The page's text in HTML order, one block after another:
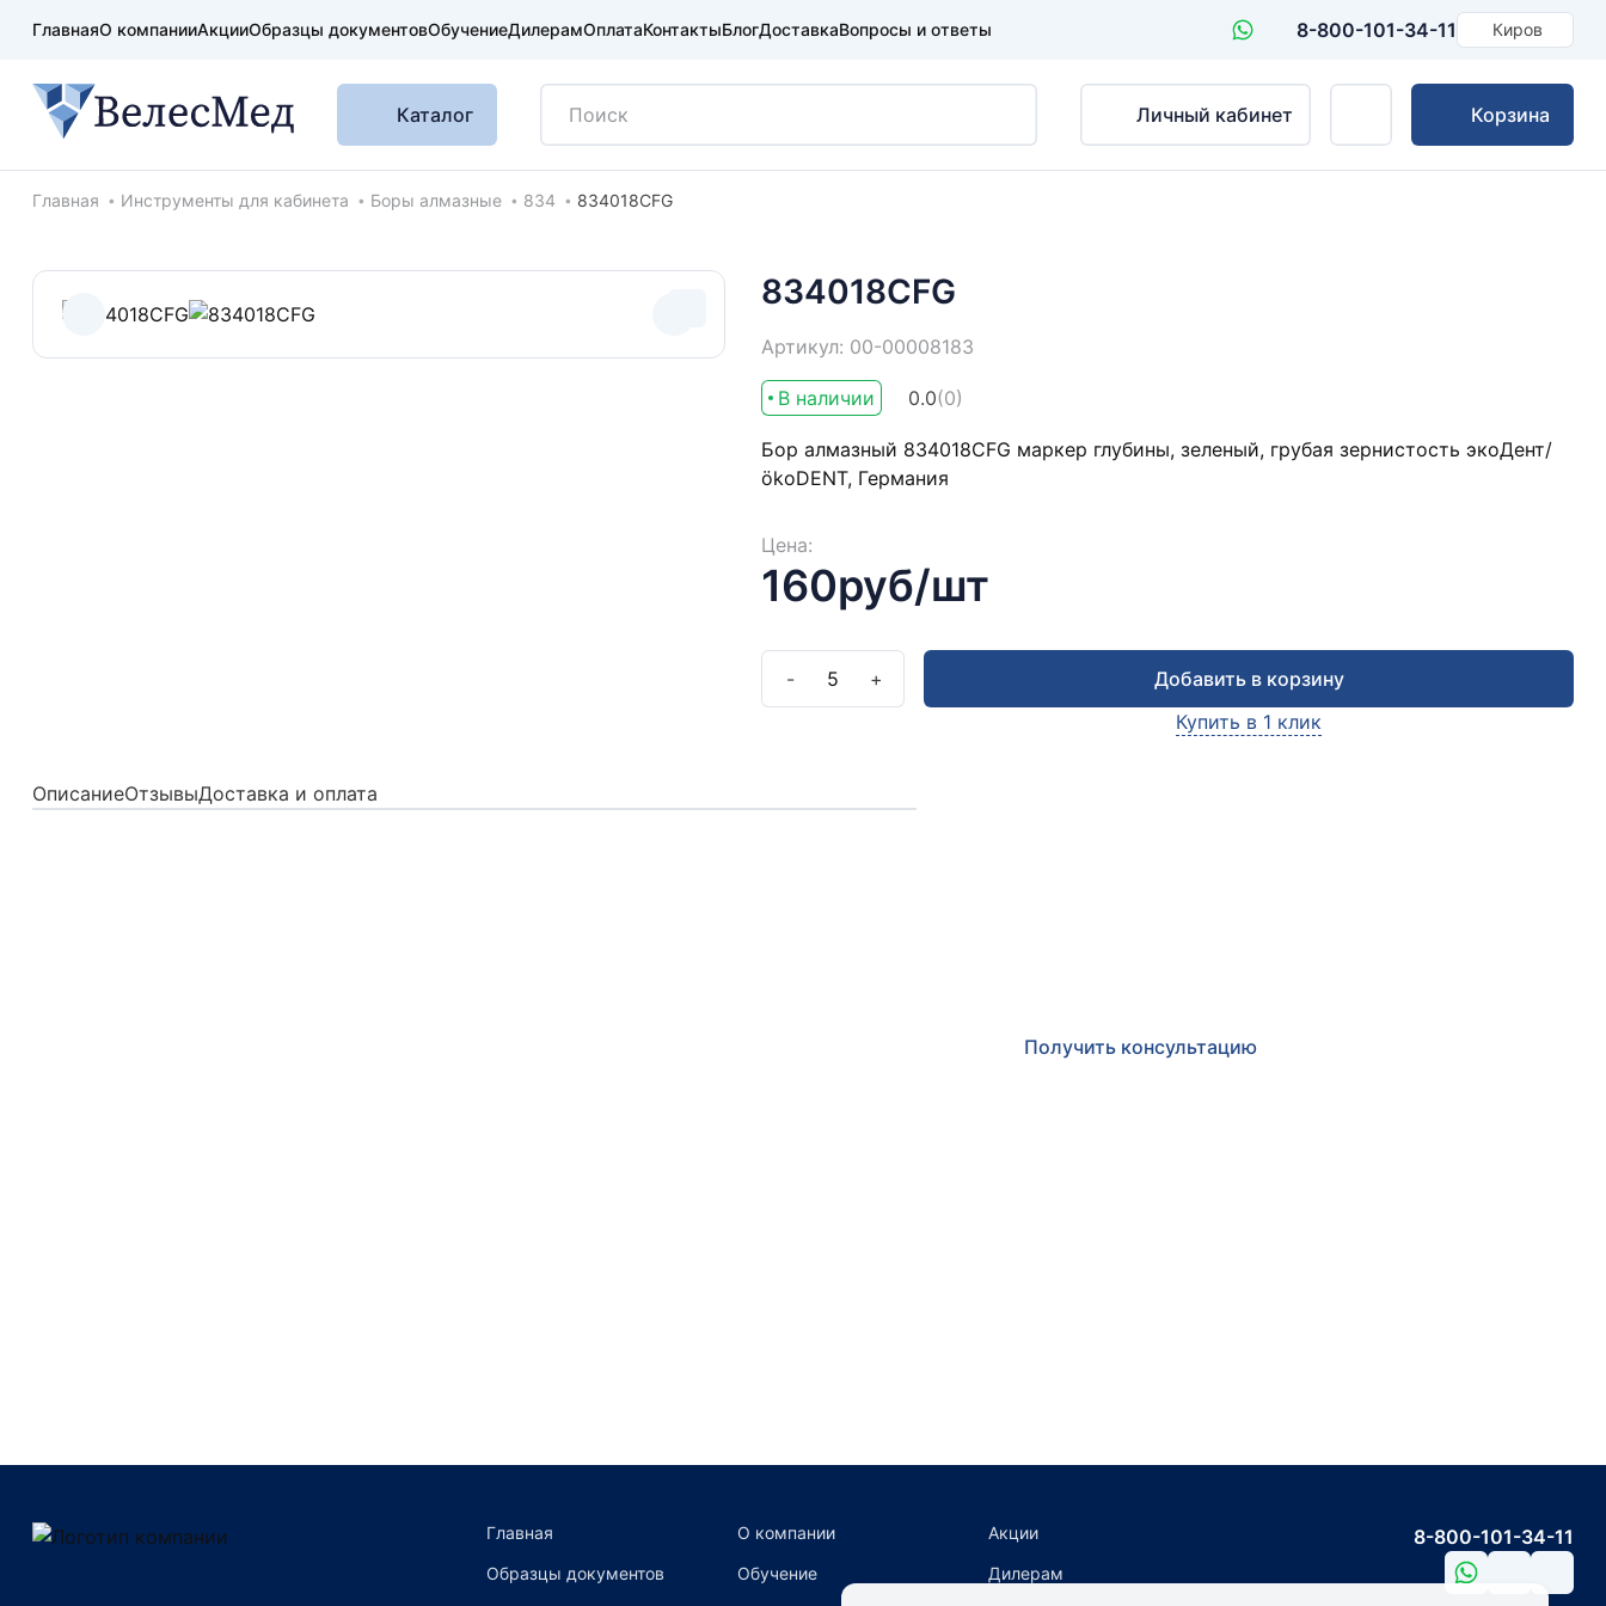
ГлавнаяО компанииАкцииОбразцы документовОбучениеДилерамОплатаКонтактыБлогДоставкаВопросы и ответы 8-800-101-34-11 Киров
Каталог Личный кабинет Корзина
Хлебные крошки
Главная Инструменты для кабинета Боры алмазные 834 834018CFG
834018CFG
Артикул: 00-00008183
В наличии 0.0(0)
Бор алмазный 834018CFG маркер глубины, зеленый, грубая зернистость экоДент/
ökoDENT, Германия
Цена:
160руб/шт
- 5 +
Добавить в корзину
Купить в 1 клик
ОписаниеОтзывыДоставка и оплата
Получить консультацию
Главная О компании
Акции
Образцы документов
Обучение
Дилерам
8-800-101-34-11